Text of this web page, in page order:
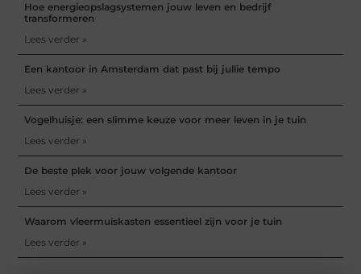
Hoe energieopslagsystemen jouw leven en bedrijf
transformeren
Lees verder »
Een kantoor in Amsterdam dat past bij jullie tempo
Lees verder »
Vogelhuisje: een slimme keuze voor meer leven in je tuin
Lees verder »
De beste plek voor jouw volgende kantoor
Lees verder »
Waarom vleermuiskasten essentieel zijn voor je tuin
Lees verder »